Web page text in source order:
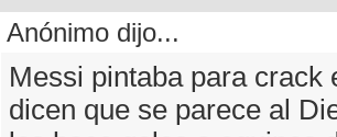
Anónimo dijo...
Messi pintaba para crack
dicen que se parece al